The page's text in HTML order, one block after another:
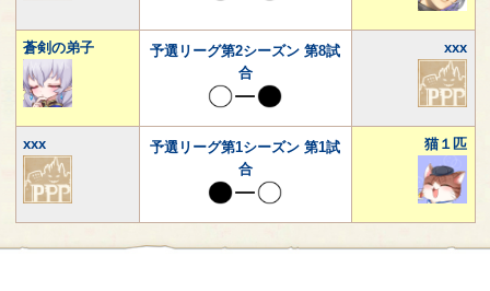
蒼剣の弟子
予選リーグ第2シーズン 第8試
合
xxx
xxx
予選リーグ第1シーズン 第1試
合
猫１匹